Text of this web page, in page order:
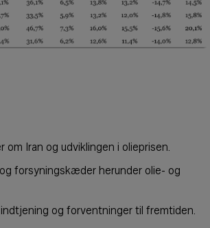
om Iran og udviklingen i olieprisen.
forsyningskæder herunder olie- og
og forventninger til fremtiden.